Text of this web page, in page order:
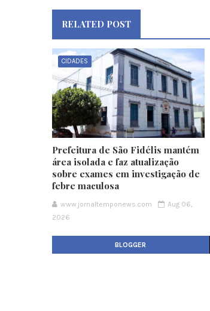
RELATED POST
CIDADES
Prefeitura de São Fidélis mantém
área isolada e faz atualização
sobre exames em investigação de
febre maculosa
www.jornaltemponews.com
Aug 06,
2026
BLOGGER